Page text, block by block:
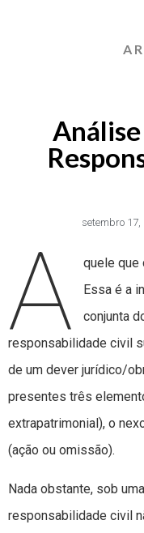
setembro 17,
A
quele que
Essa é a
conjunta
responsabilidade civil
de um dever jurídico/
presentes três
extrapatrimonial), o
(ação ou omissão).
Nada obstante, sob
responsabilidade civil